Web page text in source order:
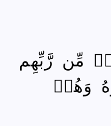
مِّن رَّبِّهِم
وَهُمۡ